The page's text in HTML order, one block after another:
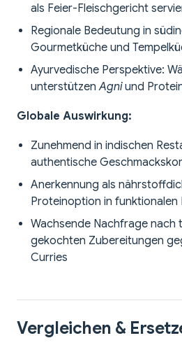
als Feier-Fleischgericht
Regionale Bedeutung in
Gourmetküche und
Ayurvedische Perspektive:
unterstützenAgniund
Globale Auswirkung:
Zunehmend in indischen
authentische
Anerkennung als
Proteinoption in funktionalen
Wachsende Nachfrage nach
gekochten Zubereitungen
Curries
Vergleichen &